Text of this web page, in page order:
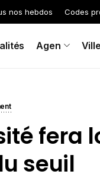
nos hebdos Codes
Agen
fera
seuil